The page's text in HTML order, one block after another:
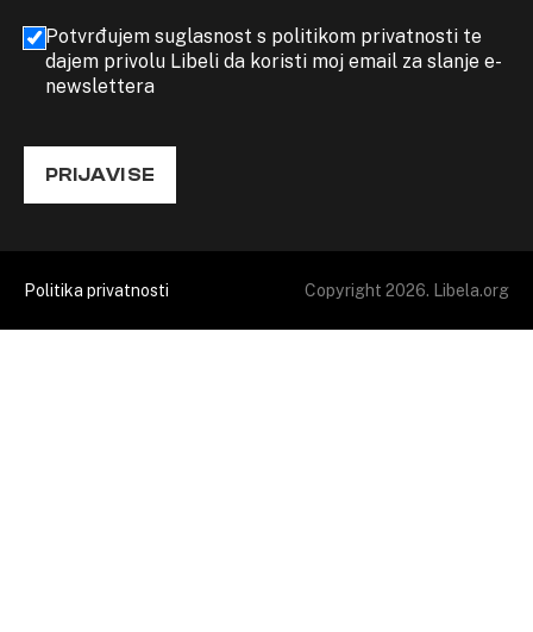
Potvrđujem suglasnost s politikom privatnosti te
dajem privolu Libeli da koristi moj email za slanje e-
newslettera
PRIJAVI SE
Politika privatnosti Copyright 2026. Libela.org